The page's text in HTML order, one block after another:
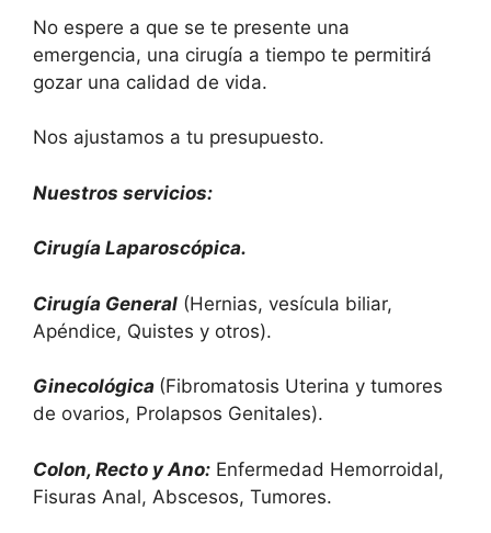
No espere a que se te presente una
emergencia, una cirugía a tiempo te permitirá
gozar una calidad de vida.
Nos ajustamos a tu presupuesto.
Nuestros servicios:
Cirugía Laparoscópica.
Cirugía General (Hernias, vesícula biliar,
Apéndice, Quistes y otros).
Ginecológica (Fibromatosis Uterina y tumores
de ovarios, Prolapsos Genitales).
Colon, Recto y Ano: Enfermedad Hemorroidal,
Fisuras Anal, Abscesos, Tumores.